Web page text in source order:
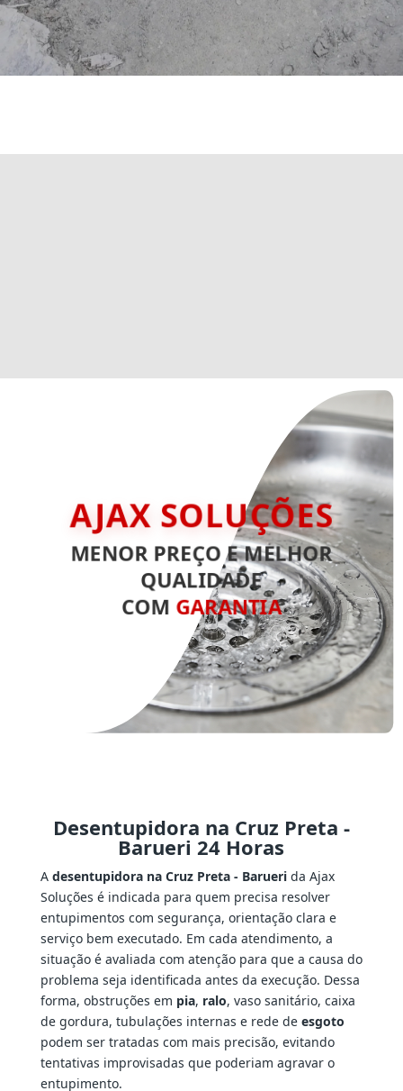
AJAX SOLUÇÕES
MENOR PREÇO E MELHOR
QUALIDADE
COM GARANTIA
Desentupidora na Cruz Preta -
Barueri 24 Horas
A desentupidora na Cruz Preta - Baruerida Ajax
Soluções é indicada para quem precisa resolver
entupimentos com segurança, orientação clara e
serviço bem executado. Em cada atendimento, a
situação é avaliada com atenção para que a causa do
problema seja identificada antes da execução. Dessa
forma, obstruções em pia, ralo, vaso sanitário, caixa
de gordura, tubulações internas e rede de esgoto
podem ser tratadas com mais precisão, evitando
tentativas improvisadas que poderiam agravar o
entupimento.